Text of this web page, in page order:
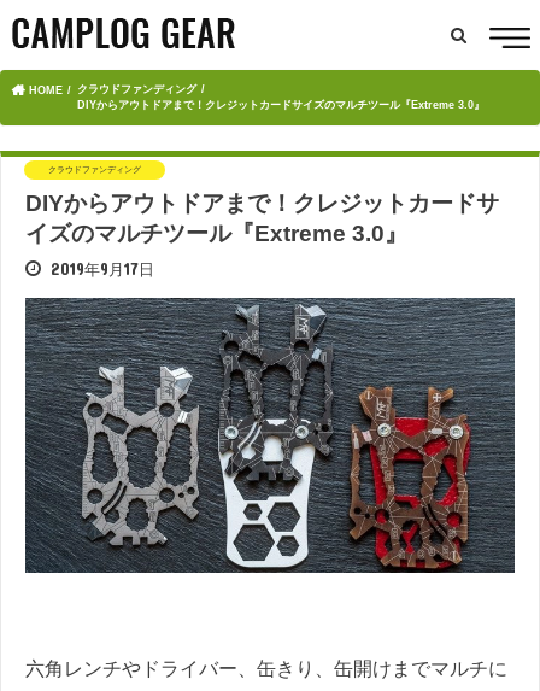
HOME
クラウドファンディング
DIYからアウトドアまで！クレジットカードサイズのマルチツール『Extreme 3.0』
クラウドファンディング
DIYからアウトドアまで！クレジットカードサ
イズのマルチツール『Extreme 3.0』
2019年9月17日
六角レンチやドライバー、缶きり、缶開けまでマルチに